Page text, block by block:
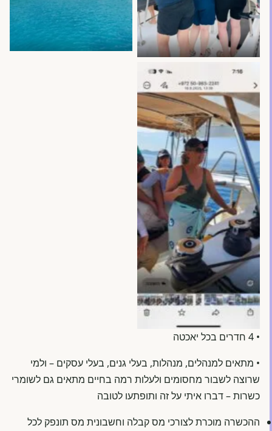
No Caption
• 4 חדרים בכל יאכטה
• מתאים למנהלים, מנהלות, בעלי גנים, בעלי עסקים – ולמי
שרוצה לשבור מחסומים ולעלות רמה בחיים מתאים גם לשומרי
כשרות – דברו איתי על זה ותופתעו לטובה
ההכשרה מוכרת לצורכי מס קבלה וחשבונית מס תונפק לכל